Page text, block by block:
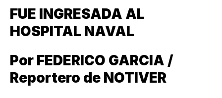
FUE INGRESADA AL
HOSPITAL NAVAL
Por FEDERICO GARCIA /
Reportero de NOTIVER